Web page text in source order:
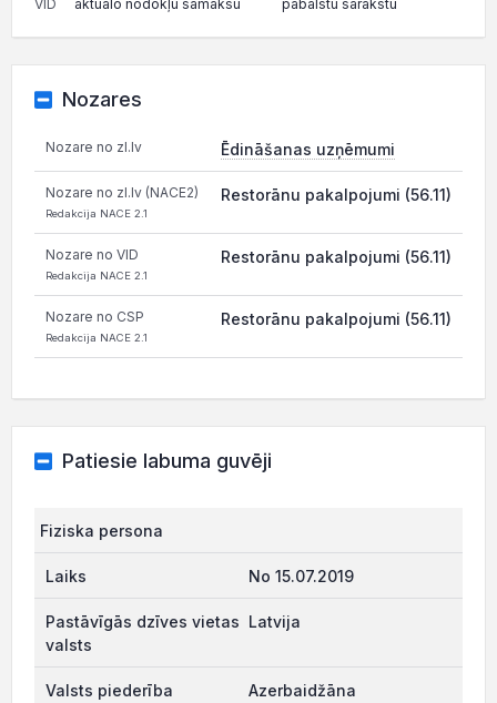
VID aktuālo nodokļu samaksu pabalstu sarakstu
Nozares
Nozare no zl.lv Ēdināšanas uzņēmumi
Nozare no zl.lv (NACE2)
Redakcija NACE 2.1
Restorānu pakalpojumi (56.11)
Nozare no VID
Redakcija NACE 2.1
Restorānu pakalpojumi (56.11)
Nozare no CSP
Redakcija NACE 2.1
Restorānu pakalpojumi (56.11)
Patiesie labuma guvēji
Fiziska persona
No 15.07.2019
Latvija
Azerbaidžāna